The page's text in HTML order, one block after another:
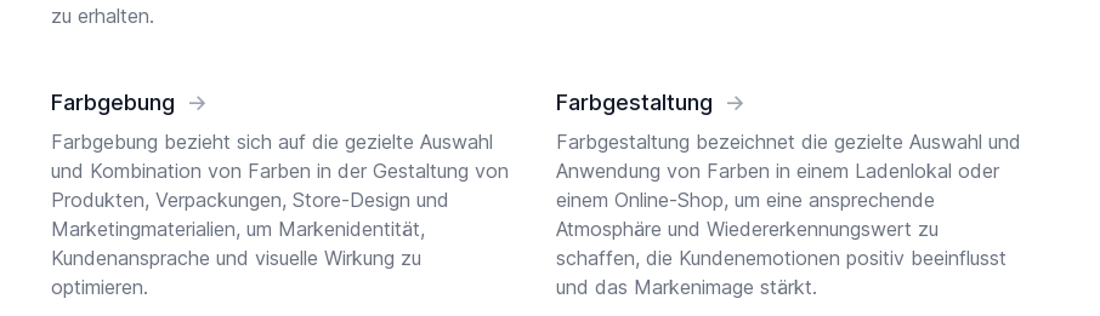
zu erhalten.
Farbgebung →
Farbgebung bezieht sich auf die gezielte Auswahl
und Kombination von Farben in der Gestaltung von
Produkten, Verpackungen, Store-Design und
Marketingmaterialien, um Markenidentität,
Kundenansprache und visuelle Wirkung zu
optimieren.
Farbgestaltung →
Farbgestaltung bezeichnet die gezielte Auswahl und
Anwendung von Farben in einem Ladenlokal oder
einem Online-Shop, um eine ansprechende
Atmosphäre und Wiedererkennungswert zu
schaffen, die Kundenemotionen positiv beeinflusst
und das Markenimage stärkt.